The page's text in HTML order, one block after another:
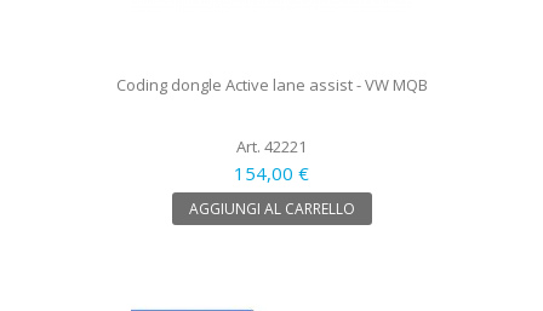
Coding dongle Active lane assist - VW MQB
Art. 42221
154,00 €
AGGIUNGI AL CARRELLO